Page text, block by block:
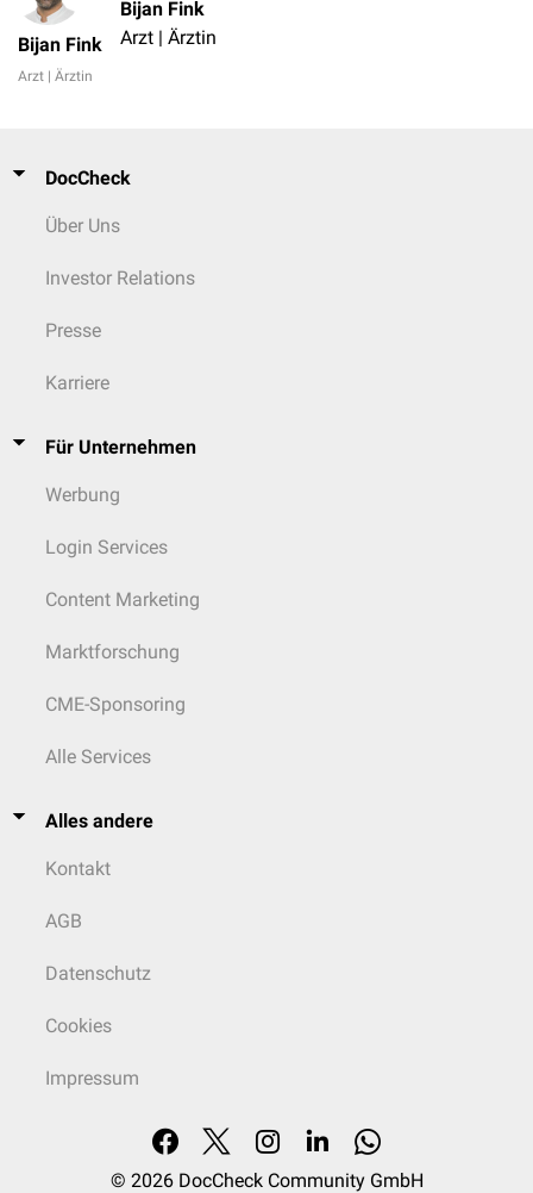
Bijan Fink
Arzt | Ärztin
Bijan Fink
Arzt | Ärztin
DocCheck
Über Uns
Investor Relations
Presse
Karriere
Für Unternehmen
Werbung
Login Services
Content Marketing
Marktforschung
CME-Sponsoring
Alle Services
Alles andere
Kontakt
AGB
Datenschutz
Cookies
Impressum
© 2026 DocCheck Community GmbH